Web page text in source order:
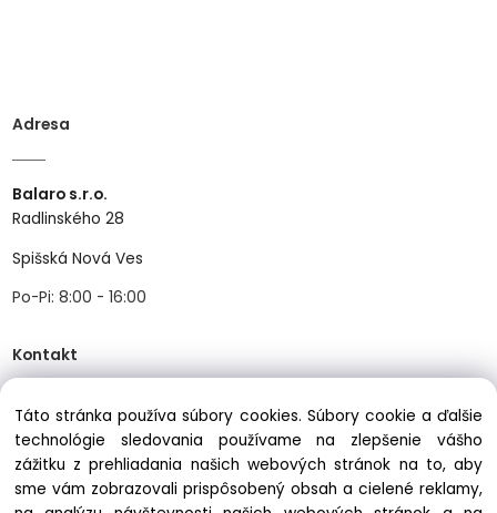
Adresa
Balaro s.r.o.
Radlinského 28
Spišská Nová Ves
Po-Pi: 8:00 - 16:00
Kontakt
Tel:+421534466489
Mail:info@balastav.sk
Táto stránka používa súbory cookies. Súbory cookie a ďalšie
technológie sledovania používame na zlepšenie vášho
zážitku z prehliadania našich webových stránok na to, aby
sme vám zobrazovali prispôsobený obsah a cielené reklamy,